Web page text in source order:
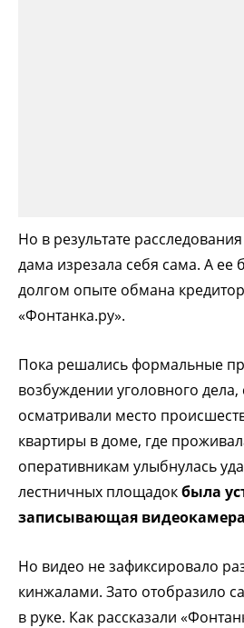
Но в результате
дама изрезала себя сама. А ее
долгом опыте обмана
«Фонтанка.ру».
Пока решались формальные
возбуждении уголовного
осматривали место
квартиры в доме, где
оперативникам улыбнулась
лестничных площадокбыла
записывающая видеокамера
Но видео не зафиксировало
кинжалами. Зато отобразило
в руке. Как рассказали